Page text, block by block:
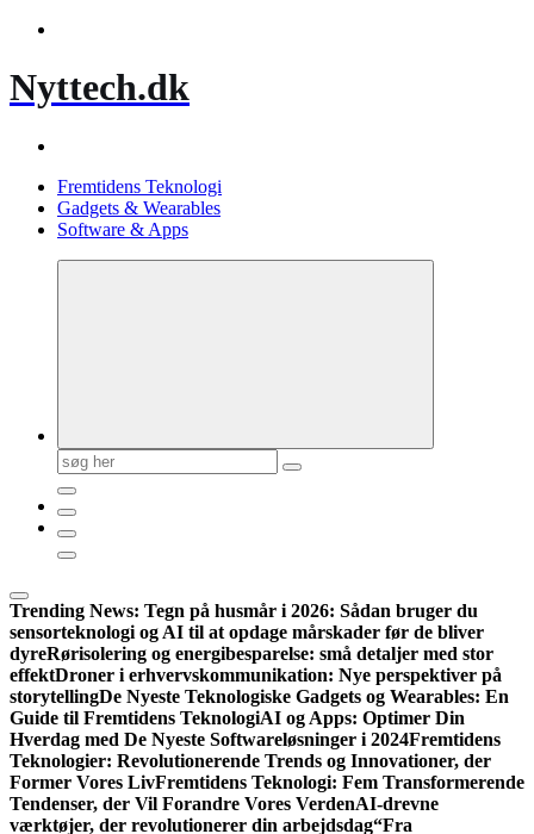
Nyttech.dk
Fremtidens Teknologi
Gadgets & Wearables
Software & Apps
Søg
efter:
Trending News: Tegn på husmår i 2026: Sådan bruger du
sensorteknologi og AI til at opdage mårskader før de bliver
dyreRørisolering og energibesparelse: små detaljer med stor
effektDroner i erhvervskommunikation: Nye perspektiver på
storytellingDe Nyeste Teknologiske Gadgets og Wearables: En
Guide til Fremtidens TeknologiAI og Apps: Optimer Din
Hverdag med De Nyeste Softwareløsninger i 2024Fremtidens
Teknologier: Revolutionerende Trends og Innovationer, der
Former Vores LivFremtidens Teknologi: Fem Transformerende
Tendenser, der Vil Forandre Vores VerdenAI-drevne
værktøjer, der revolutionerer din arbejdsdag“Fra